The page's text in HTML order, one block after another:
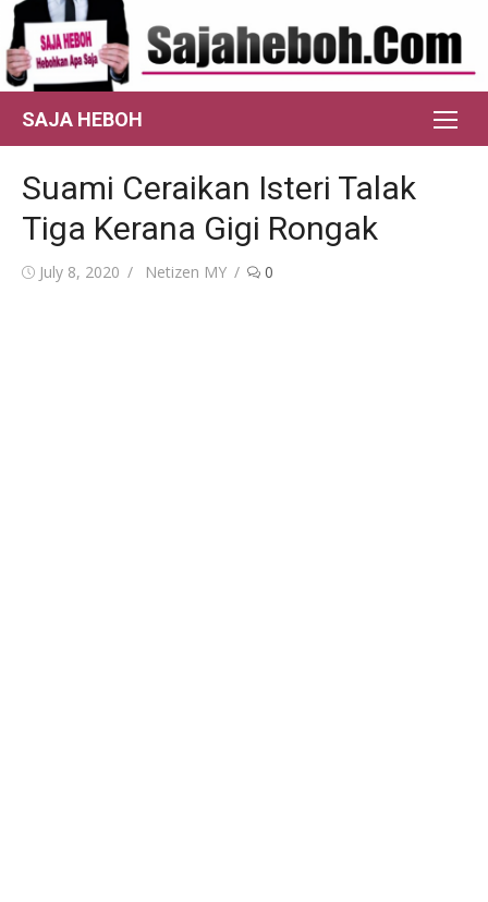
Skip
to
content
SAJA HEBOH
Suami Ceraikan Isteri Talak
Tiga Kerana Gigi Rongak
Posted
July 8, 2020 Author
Netizen MY 0